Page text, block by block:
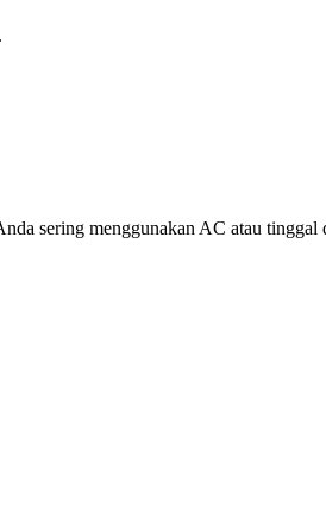
sering menggunakan AC atau